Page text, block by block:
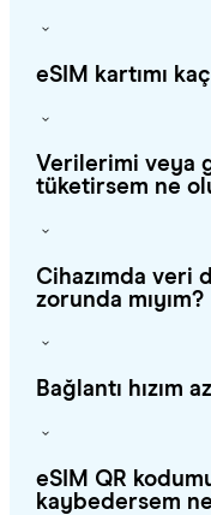
eSIM kartımı
Verilerimi veya
tüketirsem ne
Cihazımda veri
zorunda mıyım?
Bağlantı hızım
eSIM QR
kaybedersem